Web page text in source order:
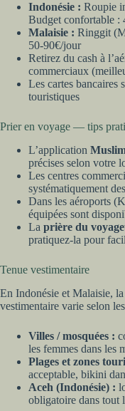
Indonésie : Roupie
Budget confortable :
Malaisie : Ringgit
50-90€/jour
Retirez du cash à
commerciaux
Les cartes bancaires
touristiques
Prier en voyage — tips
L’application
précises selon votre
Les centres
systématiquement des
Dans les aéroports
équipées sont
La prière du
pratiquez-la pour
Tenue vestimentaire
En Indonésie et Malaisie,
vestimentaire varie selon
Villes / mosquées :
les femmes dans les
Plages et zones
acceptable, bikini
Aceh (Indonésie) :
obligatoire dans tout